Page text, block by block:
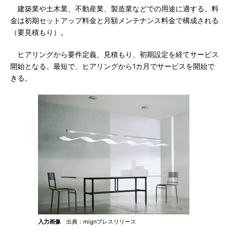
建築業や土木業、不動産業、製造業などでの用途に適する。料
金は初期セットアップ料金と月額メンテナンス料金で構成される
（要見積もり）。
ヒアリングから要件定義、見積もり、初期設定を経てサービス
開始となる。最短で、ヒアリングから1カ月でサービスを開始で
きる。
入力画像 出典：mignプレスリリース